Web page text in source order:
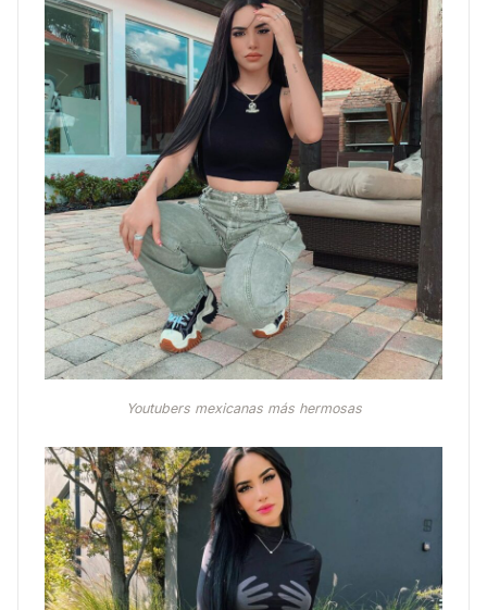
Youtubers mexicanas más hermosas